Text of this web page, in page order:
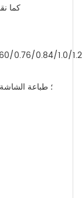
0.76/0.84/1.0/